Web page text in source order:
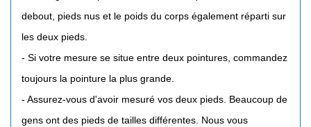
debout, pieds nus et le poids du corps également réparti sur
les deux pieds.
- Si votre mesure se situe entre deux pointures, commandez
toujours la pointure la plus grande.
- Assurez-vous d'avoir mesuré vos deux pieds. Beaucoup de
gens ont des pieds de tailles différentes. Nous vous